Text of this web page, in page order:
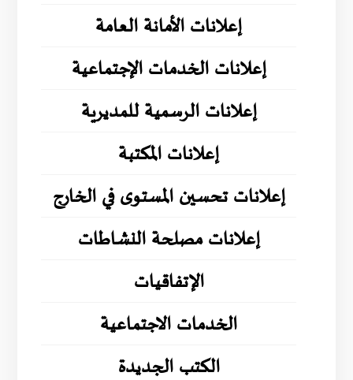
إعلانات الأمانة العامة
إعلانات الخدمات الإجتماعية
إعلانات الرسمية للمديرية
إعلانات المكتبة
إعلانات تحسين المستوى في الخارج
إعلانات مصلحة النشاطات
الإتفاقيات
الخدمات الاجتماعية
الكتب الجديدة